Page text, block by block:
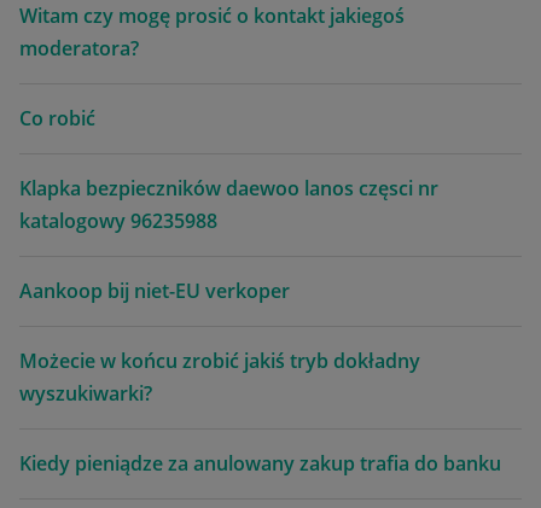
Witam czy mogę prosić o kontakt jakiegoś
moderatora?
Co robić
Klapka bezpieczników daewoo lanos częsci nr
katalogowy 96235988
Aankoop bij niet-EU verkoper
Możecie w końcu zrobić jakiś tryb dokładny
wyszukiwarki?
Kiedy pieniądze za anulowany zakup trafia do banku